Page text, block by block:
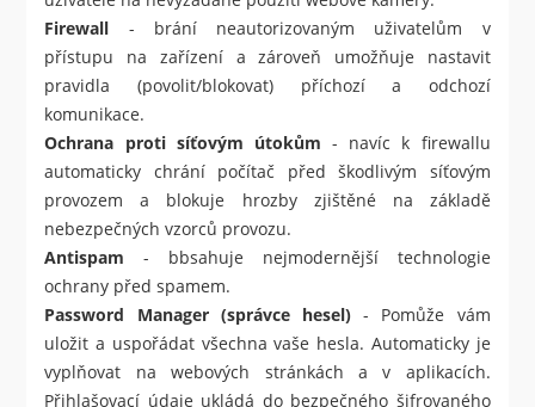
Firewall - brání neautorizovaným uživatelům v
přístupu na zařízení a zároveň umožňuje nastavit
pravidla (povolit/blokovat) příchozí a odchozí
komunikace.
Ochrana proti síťovým útokům - navíc k firewallu
automaticky chrání počítač před škodlivým síťovým
provozem a blokuje hrozby zjištěné na základě
nebezpečných vzorců provozu.
Antispam - bbsahuje nejmodernější technologie
ochrany před spamem.
Password Manager (správce hesel) - Pomůže vám
uložit a uspořádat všechna vaše hesla. Automaticky je
vyplňovat na webových stránkách a v aplikacích.
Přihlašovací údaje ukládá do bezpečného šifrovaného